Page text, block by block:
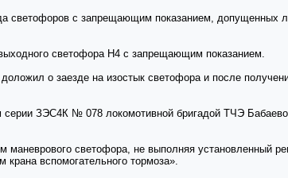
светофоров с запрещающим показанием, допущенных
светофора Н4 с запрещающим показанием.
о заезде на изостык светофора и после
ЗЭС4К № 078 локомотивной бригадой ТЧЭ
светофора, не выполняя установленный
вспомогательного тормоза».